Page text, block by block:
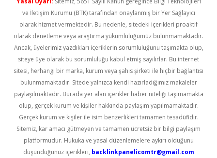
ve İletişim Kurumu (BTK) tarafından onaylanmış bir Yer Sağlayıcı
olarak hizmet vermektedir. Bu nedenle, sitedeki içerikleri proaktif
olarak denetleme veya araştırma yükümlülüğümüz bulunmamaktadır.
Ancak, üyelerimiz yazdıkları içeriklerin sorumluluğunu taşımakta olup,
siteye üye olarak bu sorumluluğu kabul etmiş sayılırlar. Bu internet
sitesi, herhangi bir marka, kurum veya şahıs şirketi ile hiçbir bağlantısı
bulunmamaktadır. Sitede yalnızca kendi hazırladığımız makaleler
paylaşılmaktadır. Burada yer alan içerikler haber niteliği taşımamakta
olup, gerçek kurum ve kişiler hakkında paylaşım yapılmamaktadır.
Gerçek kurum ve kişiler ile isim benzerlikleri tamamen tesadüfidir.
Sitemiz, kar amacı gütmeyen ve tamamen ücretsiz bir bilgi paylaşım
platformudur. Hukuka ve yasal düzenlemelere aykırı olduğunu
düşündüğünüz içerikleri, backlinkpanelicomtr@gmail.com